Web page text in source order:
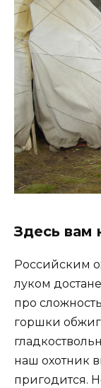
Здесь вам
Российским
луком
про
горшки
наш охотник
пригодится.